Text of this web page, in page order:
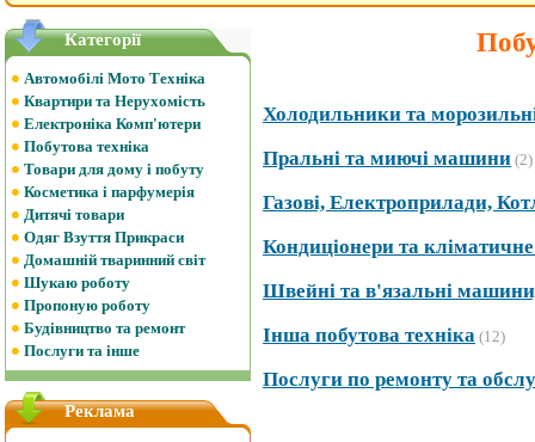
Холодильники та
Пральні та миючі машини (2)
Газові, Електроприлади,
Кондиціонери та
Швейнi та в'язальні
Інша побутова техніка (12)
Послуги по ремонту та
Категорії
Автомобілі Мото Техніка
Квартири та Нерухомість
Електроніка Комп'ютери
Побутова техніка
Товари для дому і побуту
Косметика і парфумерія
Дитячі товари
Одяг Взуття Прикраси
Домашній тваринний світ
Шукаю роботу
Пропоную роботу
Будівництво та ремонт
Послуги та інше
Реклама